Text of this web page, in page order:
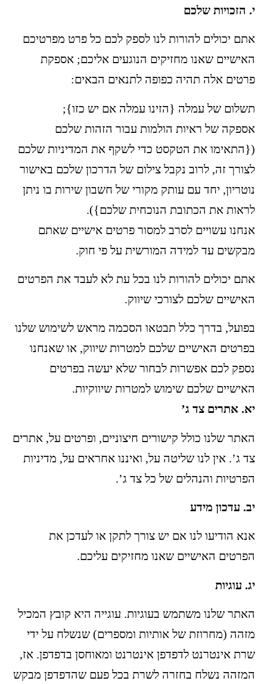
י. הזכויות שלכם
אתם יכולים להורות לנו לספק לכם כל פרט מפרטיכם
האישיים שאנו מחזיקים הנוגעים אליכם; אספקת
פרטים אלה תהיה כפופה לתנאים הבאים:
תשלום של עמלה {הזינו עמלה אם יש כזו};
אספקה של ראיות הולמות עבור הזהות שלכם
({התאימו את הטקסט כדי לשקף את המדיניות שלכם
לצורך זה, לרוב נקבל צילום של הדרכון שלכם באישור
נוטריון, יחד עם עותק מקורי של חשבון שירות בו ניתן
לראות את הכתובת הנוכחית שלכם}).
אנחנו עשויים לסרב למסור פרטים אישיים שאתם
מבקשים עד למידה המורשית על פי חוק.
אתם יכולים להורות לנו בכל עת לא לעבד את הפרטים
האישיים שלכם לצורכי שיווק.
בפועל, בדרך כלל תבטאו הסכמה מראש לשימוש שלנו
בפרטים האישיים שלכם למטרות שיווק, או שאנחנו
נספק לכם אפשרות לבחור שלא יעשה בפרטים
האישיים שלכם שימוש למטרות שיווקיות.
יא. אתרים צד ג’
האתר שלנו כולל קישורים חיצוניים, ופרטים על, אתרים
צד ג’. אין לנו שליטה על, ואיננו אחראים על, מדיניות
הפרטיות והנהלים של כל צד ג’.
יב. עדכון מידע
אנא הודיעו לנו אם יש צורך לתקן או לעדכן את
הפרטים האישיים שאנו מחזיקים עליכם.
יג. עוגיות
האתר שלנו משתמש בעוגיות. עוגייה היא קובץ המכיל
מזהה (מחרוזת של אותיות ומספרים) שנשלח על ידי
שרת אינטרנט לדפדפן אינטרנט ומאוחסן בדפדפן. אז,
המזהה נשלח בחזרה לשרת בכל פעם שהדפדפן מבקש